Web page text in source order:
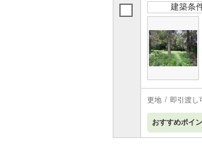
建築条
更地 即引渡し
おすすめポイ